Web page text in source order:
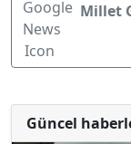
Millet
Güncel